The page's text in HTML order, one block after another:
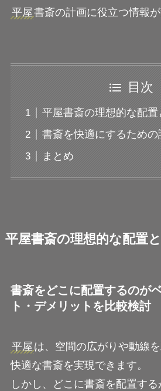
平屋書斎の計画に役立つ情報が
目次
平屋書斎の理想的な配
書斎を快適にするため
まとめ
平屋書斎の理想的な配置
書斎をどこに配置するのが
ト・デメリットを比較検討
平屋 は、空間の広がりや動線を
快適な書斎を実現できます。
しかし、どこに書斎を配置す